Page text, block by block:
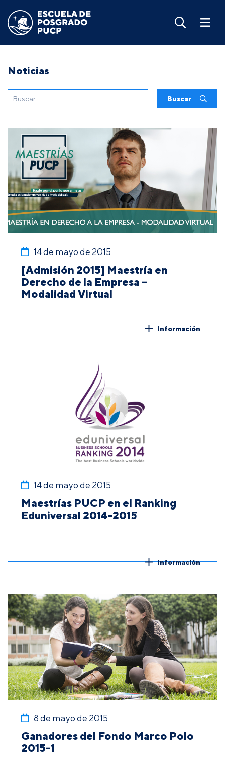
Noticias
Buscar
14 de mayo de 2015
[Admisión 2015] Maestría en
Derecho de la Empresa –
Modalidad Virtual
Información
14 de mayo de 2015
Maestrías PUCP en el Ranking
Eduniversal 2014-2015
Información
8 de mayo de 2015
Ganadores del Fondo Marco Polo
2015-1